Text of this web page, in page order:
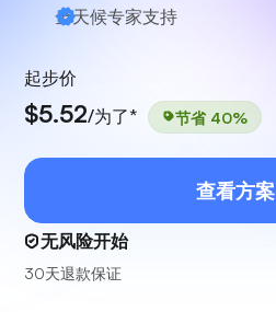
全天候专家支持
起步价
$5.52/为了* 节省 40%
查看方案
无风险开始
30天退款保证